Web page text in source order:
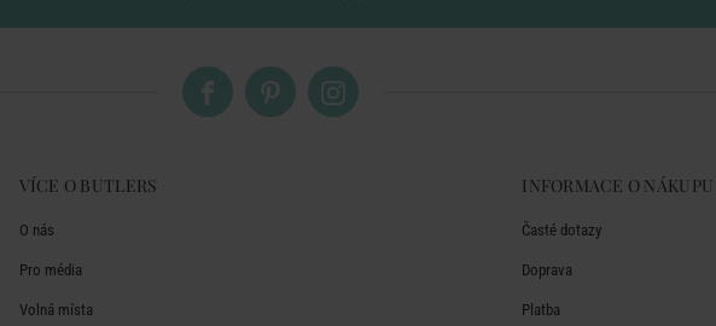
VÍCE O BUTLERS
O nás
Pro média
Volná místa
INFORMACE O NÁKUPU
Časté dotazy
Doprava
Platba